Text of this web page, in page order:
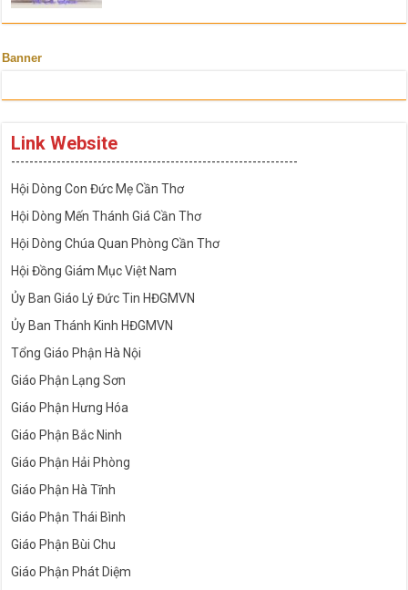
Banner
Link Website
---------------------------------------------------------------
Hội Dòng Con Đức Mẹ Cần Thơ
Hội Dòng Mến Thánh Giá Cần Thơ
Hội Dòng Chúa Quan Phòng Cần Thơ
Hội Đồng Giám Mục Việt Nam
Ủy Ban Giáo Lý Đức Tin HĐGMVN
Ủy Ban Thánh Kinh HĐGMVN
Tổng Giáo Phận Hà Nội
Giáo Phận Lạng Sơn
Giáo Phận Hưng Hóa
Giáo Phận Bắc Ninh
Giáo Phận Hải Phòng
Giáo Phận Hà Tĩnh
Giáo Phận Thái Bình
Giáo Phận Bùi Chu
Giáo Phận Phát Diệm